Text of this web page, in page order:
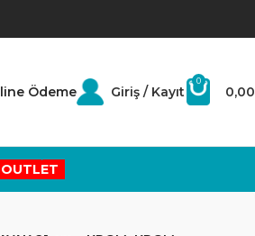
Ödeme Giriş / Kayıt
0
0,00
OUTLET